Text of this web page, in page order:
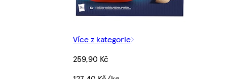
Více z kategorie
259,90 Kč